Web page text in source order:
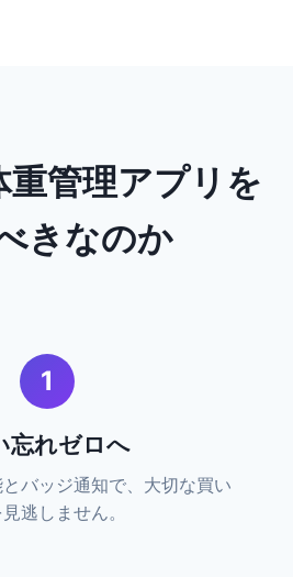
管理アプリを
きなのか
1
忘れゼロへ
バッジ通知で、大切な買い
逃しません。